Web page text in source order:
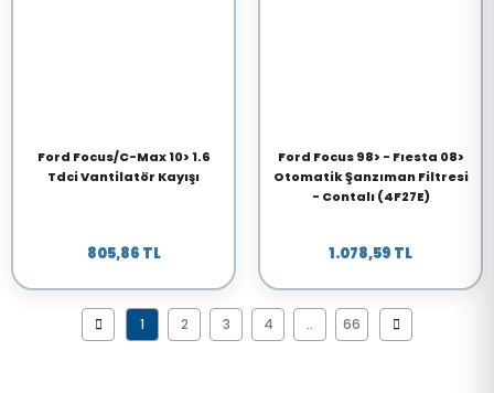
Ford Focus/C-Max 10> 1.6
Tdci Vantilatör Kayışı
805,86 TL
Ford Focus 98> - Fıesta 08>
Otomatik Şanzıman Filtresi
- Contalı (4F27E)
1.078,59 TL
1 2 3 4 .. 66